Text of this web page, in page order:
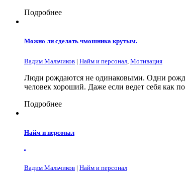
Подробнее
Можно ли сделать чмошника крутым.
Вадим Мальчиков | Найм и персонал, Мотивация
Люди рождаются не одинаковыми. Одни
человек хороший. Даже если ведет себя как
Подробнее
Найм и персонал
.
Вадим Мальчиков | Найм и персонал